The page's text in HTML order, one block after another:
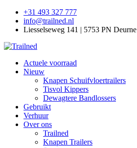
+31 493 327 777
info@trailned.nl
Liesselseweg 141 | 5753 PN Deurne
Actuele voorraad
Nieuw
Knapen Schuifvloertrailers
Tisvol Kippers
Dewagtere Bandlossers
Gebruikt
Verhuur
Over ons
Trailned
Knapen Trailers